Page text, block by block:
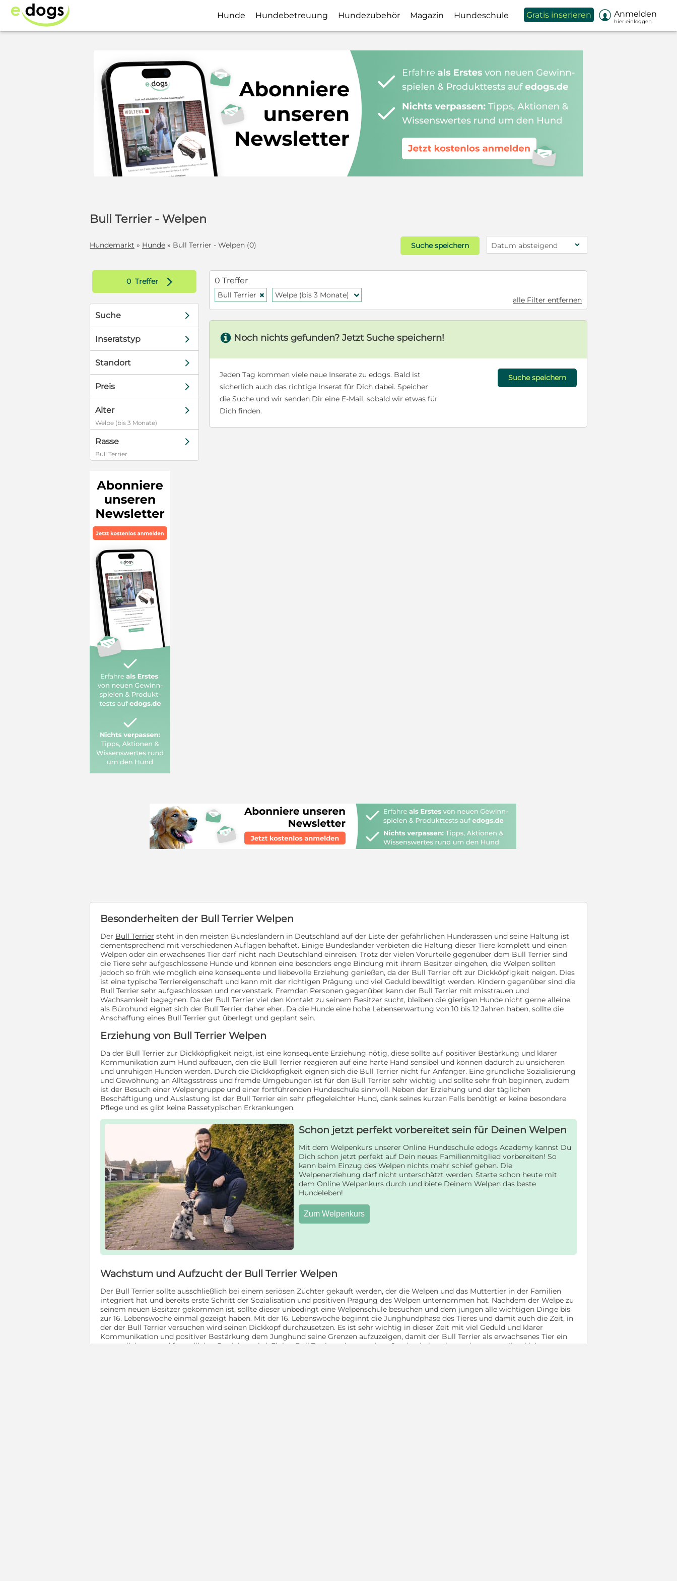
Hunde Hundebetreuung Hundezubehör Magazin Hundeschule Gratis inserieren  Anmelden
hier einloggen
Bull Terrier - Welpen
Hundemarkt » Hunde » Bull Terrier - Welpen (0) Suche speichern Datum absteigend
0 Treffer d
Suche d
Inseratstyp d
Standort d
Preis d
Alter d
Welpe (bis 3 Monate)
Rasse d
Bull Terrier
0 Treffer
Bull Terrier H Welpe (bis 3 Monate) f
alle Filter entfernen
s Noch nichts gefunden? Jetzt Suche speichern!
Jeden Tag kommen viele neue Inserate zu edogs. Bald ist
sicherlich auch das richtige Inserat für Dich dabei. Speicher
die Suche und wir senden Dir eine E-Mail, sobald wir etwas für
Dich finden.
Suche speichern
Besonderheiten der Bull Terrier Welpen
Der Bull Terrier steht in den meisten Bundesländern in Deutschland auf der Liste der gefährlichen Hunderassen und seine Haltung ist
dementsprechend mit verschiedenen Auflagen behaftet. Einige Bundesländer verbieten die Haltung dieser Tiere komplett und einen
Welpen oder ein erwachsenes Tier darf nicht nach Deutschland einreisen. Trotz der vielen Vorurteile gegenüber dem Bull Terrier sind
die Tiere sehr aufgeschlossene Hunde und können eine besonders enge Bindung mit ihrem Besitzer eingehen, die Welpen sollten
jedoch so früh wie möglich eine konsequente und liebevolle Erziehung genießen, da der Bull Terrier oft zur Dickköpfigkeit neigen. Dies
ist eine typische Terriereigenschaft und kann mit der richtigen Prägung und viel Geduld bewältigt werden. Kindern gegenüber sind die
Bull Terrier sehr aufgeschlossen und nervenstark. Fremden Personen gegenüber kann der Bull Terrier mit misstrauen und
Wachsamkeit begegnen. Da der Bull Terrier viel den Kontakt zu seinem Besitzer sucht, bleiben die gierigen Hunde nicht gerne alleine,
als Bürohund eignet sich der Bull Terrier daher eher. Da die Hunde eine hohe Lebenserwartung von 10 bis 12 Jahren haben, sollte die
Anschaffung eines Bull Terrier gut überlegt und geplant sein.
Erziehung von Bull Terrier Welpen
Da der Bull Terrier zur Dickköpfigkeit neigt, ist eine konsequente Erziehung nötig, diese sollte auf positiver Bestärkung und klarer
Kommunikation zum Hund aufbauen, den die Bull Terrier reagieren auf eine harte Hand sensibel und können dadurch zu unsicheren
und unruhigen Hunden werden. Durch die Dickköpfigkeit eignen sich die Bull Terrier nicht für Anfänger. Eine gründliche Sozialisierung
und Gewöhnung an Alltagsstress und fremde Umgebungen ist für den Bull Terrier sehr wichtig und sollte sehr früh beginnen, zudem
ist der Besuch einer Welpengruppe und einer fortführenden Hundeschule sinnvoll. Neben der Erziehung und der täglichen
Beschäftigung und Auslastung ist der Bull Terrier ein sehr pflegeleichter Hund, dank seines kurzen Fells benötigt er keine besondere
Pflege und es gibt keine Rassetypischen Erkrankungen.
Schon jetzt perfekt vorbereitet sein für Deinen Welpen
Mit dem Welpenkurs unserer Online Hundeschule edogs Academy kannst Du
Dich schon jetzt perfekt auf Dein neues Familienmitglied vorbereiten! So
kann beim Einzug des Welpen nichts mehr schief gehen. Die
Welpenerziehung darf nicht unterschätzt werden. Starte schon heute mit
dem Online Welpenkurs durch und biete Deinem Welpen das beste
Hundeleben!
Zum Welpenkurs
Wachstum und Aufzucht der Bull Terrier Welpen
Der Bull Terrier sollte ausschließlich bei einem seriösen Züchter gekauft werden, der die Welpen und das Muttertier in der Familien
integriert hat und bereits erste Schritt der Sozialisation und positiven Prägung des Welpen unternommen hat. Nachdem der Welpe zu
seinem neuen Besitzer gekommen ist, sollte dieser unbedingt eine Welpenschule besuchen und dem jungen alle wichtigen Dinge bis
zur 16. Lebenswoche einmal gezeigt haben. Mit der 16. Lebenswoche beginnt die Junghundphase des Tieres und damit auch die Zeit, in
der der Bull Terrier versuchen wird seinen Dickkopf durchzusetzen. Es ist sehr wichtig in dieser Zeit mit viel Geduld und klarer
Kommunikation und positiver Bestärkung dem Junghund seine Grenzen aufzuzeigen, damit der Bull Terrier als erwachsenes Tier ein
ausgeglichener und freundlicher Begleiter wird. Einige Bull Terrier neigen auch zu Jagdverhalten, besonders gegenüber kleineren